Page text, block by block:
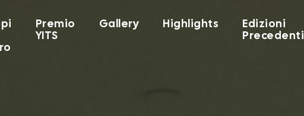
Premio
YITS
Gallery Highlights
Edizioni
Precedenti